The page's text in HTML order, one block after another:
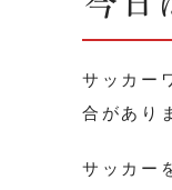
サッカー
合があり
サッカー